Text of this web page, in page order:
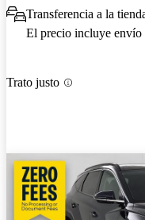
Transferencia a la
El precio incluye envío
Trato justo